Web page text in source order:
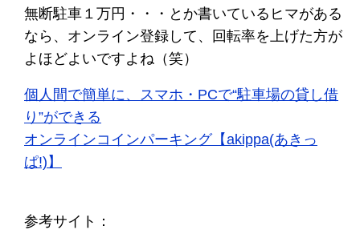
無断駐車１万円・・・とか書いているヒマがある
なら、オンライン登録して、回転率を上げた方が
よほどよいですよね（笑）
個人間で簡単に、スマホ・PCで“駐車場の貸し借
り”ができる
オンラインコインパーキング【akippa(あきっ
ぱ!)】
参考サイト：